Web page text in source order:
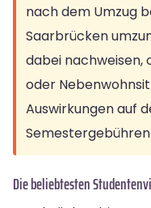
nach dem Umzug
Saarbrücken
dabei nachweisen,
oder
Auswirkungen auf
Die beliebtesten